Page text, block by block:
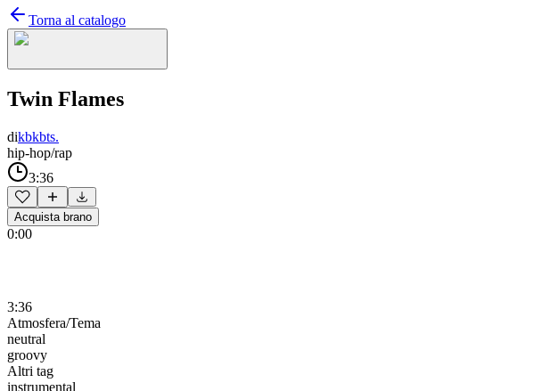
Torna al catalogo
Twin Flames
dikbkbts.
hip-hop/rap
3:36
Acquista brano
0:00
3:36
Atmosfera/Tema
neutral
groovy
Altri tag
instrumental